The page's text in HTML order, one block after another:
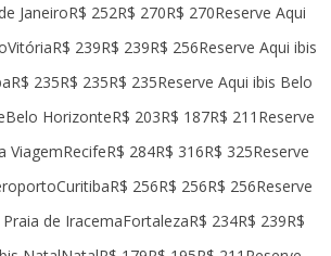
JaneiroR$ 252R$ 270R$ 270Reserve Aqui
239R$ 239R$ 256Reserve Aqui ibis
235R$ 235R$ 235Reserve Aqui ibis Belo
HorizonteR$ 203R$ 187R$ 211Reserve
ViagemRecifeR$ 284R$ 316R$ 325Reserve
256R$ 256R$ 256Reserve
de IracemaFortalezaR$ 234R$ 239R$